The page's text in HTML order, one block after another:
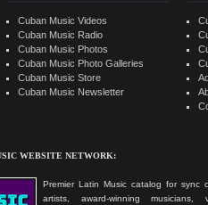
WEBSITE NETWORK:
Premier Latin Music catalog for sync
artists, award-winning musicians,
Cuban Music Videos
Cuban Music Radio
Cuban Music Photos
Cuban Music Photo Galleries
Cuban Music Store
Cuban Music Newsletter